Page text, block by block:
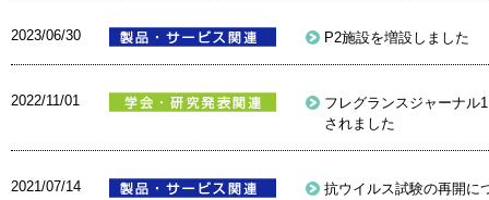
2023/06/30 P2施設を増設しました
2022/11/01
フレグランスジャーナル
されました
2021/07/14 抗ウイルス試験の再開に